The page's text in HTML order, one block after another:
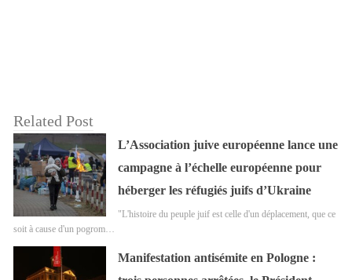
Related Post
L’Association juive européenne lance une
campagne à l’échelle européenne pour
héberger les réfugiés juifs d’Ukraine
"L'histoire du peuple juif est celle d'un déplacement, que ce
soit à cause d'un pogrom…
Manifestation antisémite en Pologne :